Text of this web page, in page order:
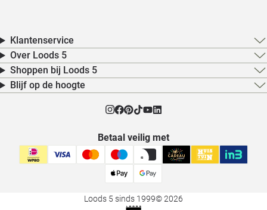
Klantenservice
Over Loods 5
Shoppen bij Loods 5
Blijf op de hoogte
Betaal veilig met
Loods 5 sinds 1999© 2026